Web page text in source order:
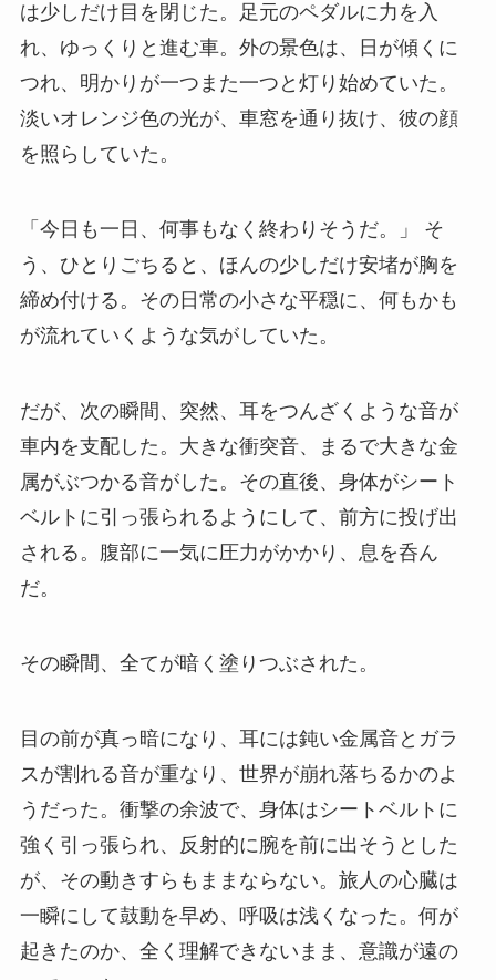
は少しだけ目を閉じた。足元のペダルに力を入
れ、ゆっくりと進む車。外の景色は、日が傾くに
つれ、明かりが一つまた一つと灯り始めていた。
淡いオレンジ色の光が、車窓を通り抜け、彼の顔
を照らしていた。
「今日も一日、何事もなく終わりそうだ。」 そ
う、ひとりごちると、ほんの少しだけ安堵が胸を
締め付ける。その日常の小さな平穏に、何もかも
が流れていくような気がしていた。
だが、次の瞬間、突然、耳をつんざくような音が
車内を支配した。大きな衝突音、まるで大きな金
属がぶつかる音がした。その直後、身体がシート
ベルトに引っ張られるようにして、前方に投げ出
される。腹部に一気に圧力がかかり、息を呑ん
だ。
その瞬間、全てが暗く塗りつぶされた。
目の前が真っ暗になり、耳には鈍い金属音とガラ
スが割れる音が重なり、世界が崩れ落ちるかのよ
うだった。衝撃の余波で、身体はシートベルトに
強く引っ張られ、反射的に腕を前に出そうとした
が、その動きすらもままならない。旅人の心臓は
一瞬にして鼓動を早め、呼吸は浅くなった。何が
起きたのか、全く理解できないまま、意識が遠の